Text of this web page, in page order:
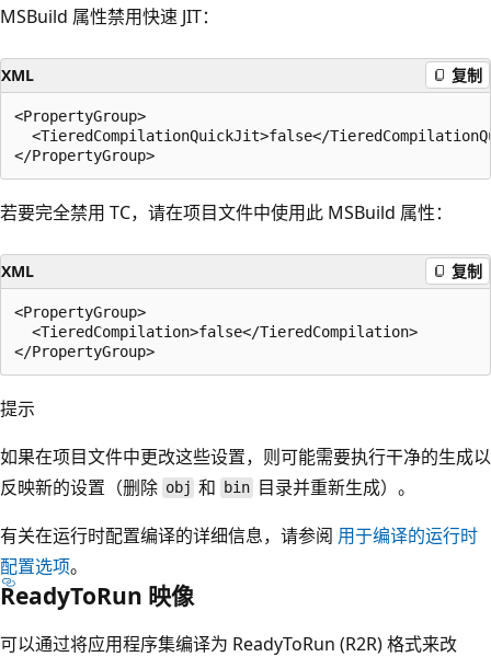
MSBuild 属性禁用快速 JIT：
XML 复制
<PropertyGroup>
<TieredCompilationQuickJit>false</
若要完全禁用 TC，请在项目文件中使用此 MSBuild 属性：
XML 复制
<PropertyGroup>
  <TieredCompilation>false</TieredCompilation>
提示
如果在项目文件中更改这些设置，则可能需要执行干净的生成以
反映新的设置（删除 obj 和 bin目录并重新生成）。
有关在运行时配置编译的详细信息，请参阅 用于编译的运行时
配置选项。
ReadyToRun 映像
可以通过将应用程序集编译为 ReadyToRun (R2R) 格式来改